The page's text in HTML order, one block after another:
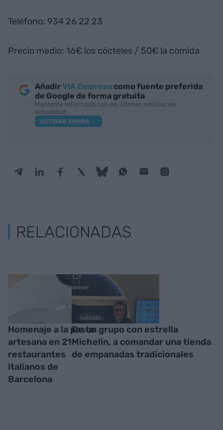
Teléfono: 934 26 22 23
Precio medio: 16€ los cócteles / 50€ la comida
AñadirVIA Empresa como fuente preferida
de Google de forma gratuita
Mantente informado con las últimas noticias de
actualidad
ACTIVAR AHORA
RELACIONADAS
Homenaje a la pasta
artesana en 21
restaurantes
italianos de
Barcelona
De un grupo con estrella
Michelin, a comandar una tienda
de empanadas tradicionales